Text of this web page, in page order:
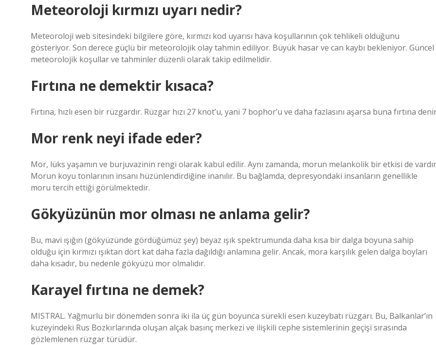
Meteoroloji kırmızı uyarı nedir?
Meteoroloji web sitesindeki bilgilere göre, kırmızı kod uyarısı hava koşullarının çok tehlikeli olduğunu
gösteriyor. Son derece güçlü bir meteorolojik olay tahmin ediliyor. Büyük hasar ve can kaybı bekleniyor. Güncel
meteorolojik koşullar ve tahminler düzenli olarak takip edilmelidir.
Fırtına ne demektir kısaca?
Fırtına, hızlı esen bir rüzgardır. Rüzgar hızı 27 knot’u, yani 7 bophor’u ve daha fazlasını aşarsa buna fırtına
Mor renk neyi ifade eder?
Mor, lüks yaşamın ve burjuvazinin rengi olarak kabul edilir. Aynı zamanda, morun melankolik bir etkisi de
Morun koyu tonlarının insanı hüzünlendirdiğine inanılır. Bu bağlamda, depresyondaki insanların genellikle
moru tercih ettiği görülmektedir.
Gökyüzünün mor olması ne anlama gelir?
Bu, mavi ışığın (gökyüzünde gördüğümüz şey) beyaz ışık spektrumunda daha kısa bir dalga boyuna sahip
olduğu için kırmızı ışıktan dört kat daha fazla dağıldığı anlamına gelir. Ancak, mora karşılık gelen dalga boyları
daha kısadır, bu nedenle gökyüzü mor olmalıdır.
Karayel fırtına ne demek?
MISTRAL. Yağmurlu bir dönemden sonra iki ila üç gün boyunca sürekli esen kuzeybatı rüzgarı. Bu, Balkanlar’ın
kuzeyindeki Rus Bozkırlarında oluşan alçak basınç merkezi ve ilişkili cephe sistemlerinin geçişi sırasında
gözlemlenen rüzgar türüdür.